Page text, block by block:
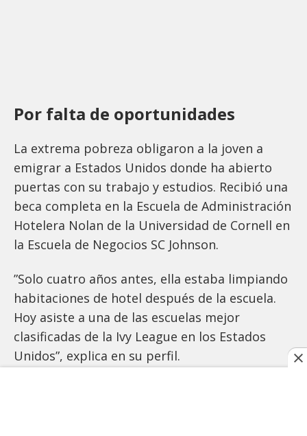
Por falta de oportunidades
La extrema pobreza obligaron a la joven a
emigrar a Estados Unidos donde ha abierto
puertas con su trabajo y estudios. Recibió una
beca completa en la Escuela de Administración
Hotelera Nolan de la Universidad de Cornell en
la Escuela de Negocios SC Johnson.
”Solo cuatro años antes, ella estaba limpiando
habitaciones de hotel después de la escuela.
Hoy asiste a una de las escuelas mejor
clasificadas de la Ivy League en los Estados
Unidos”, explica en su perfil.